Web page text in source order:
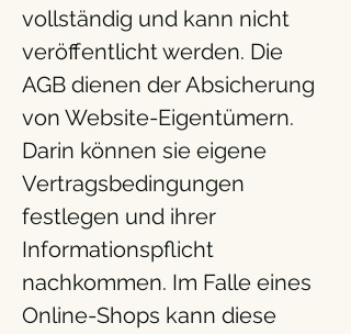
vollständig und kann nicht
veröffentlicht werden. Die
AGB dienen der Absicherung
von Website-Eigentümern.
Darin können sie eigene
Vertragsbedingungen
festlegen und ihrer
Informationspflicht
nachkommen. Im Falle eines
Online-Shops kann diese